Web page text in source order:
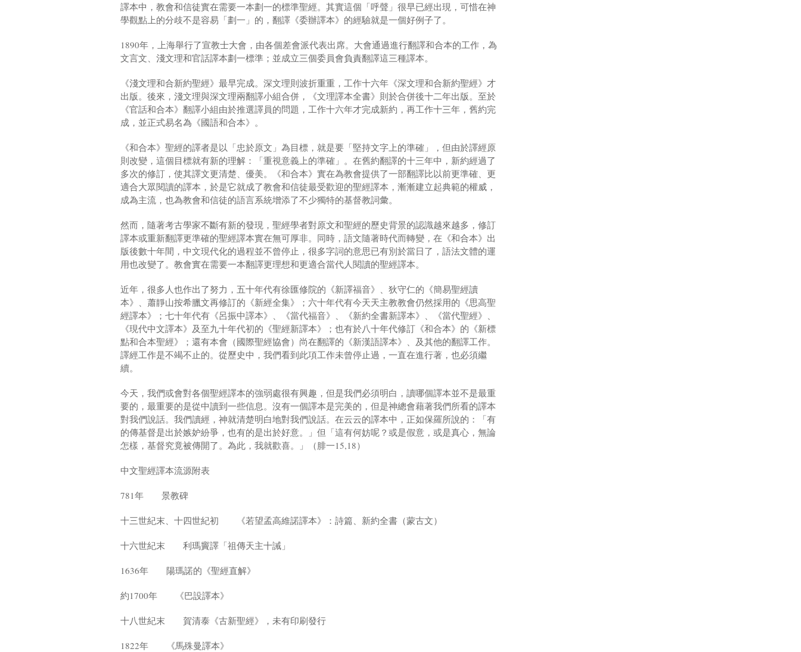
譯本中，教會和信徒實在需要一本劃一的標準聖經。其實這個「呼聲」很早已經出現，可惜在神
學觀點上的分歧不是容易「劃一」的，翻譯《委辦譯本》的經驗就是一個好例子了。
1890年，上海舉行了宣教士大會，由各個差會派代表出席。大會通過進行翻譯和合本的工作，為
文言文、淺文理和官話譯本劃一標準；並成立三個委員會負責翻譯這三種譯本。
《淺文理和合新約聖經》最早完成。深文理則波折重重，工作十六年《深文理和合新約聖經》才
出版。後來，淺文理與深文理兩翻譯小組合併，《文理譯本全書》則於合併後十二年出版。至於
《官話和合本》翻譯小組由於推選譯員的問題，工作十六年才完成新約，再工作十三年，舊約完
成，並正式易名為《國語和合本》。
《和合本》聖經的譯者是以「忠於原文」為目標，就是要「堅持文字上的準確」，但由於譯經原
則改變，這個目標就有新的理解：「重視意義上的準確」。在舊約翻譯的十三年中，新約經過了
多次的修訂，使其譯文更清楚、優美。《和合本》實在為教會提供了一部翻譯比以前更準確、更
適合大眾閱讀的譯本，於是它就成了教會和信徒最受歡迎的聖經譯本，漸漸建立起典範的權威，
成為主流，也為教會和信徒的語言系統增添了不少獨特的基督教詞彙。
然而，隨著考古學家不斷有新的發現，聖經學者對原文和聖經的歷史背景的認識越來越多，修訂
譯本或重新翻譯更準確的聖經譯本實在無可厚非。同時，語文隨著時代而轉變，在《和合本》出
版後數十年間，中文現代化的過程並不曾停止，很多字詞的意思已有別於當日了，語法文體的運
用也改變了。教會實在需要一本翻譯更理想和更適合當代人閱讀的聖經譯本。
近年，很多人也作出了努力，五十年代有徐匯修院的《新譯福音》、狄守仁的《簡易聖經讀
本》、蕭靜山按希臘文再修訂的《新經全集》；六十年代有今天天主教教會仍然採用的《思高聖
經譯本》；七十年代有《呂振中譯本》、《當代福音》、《新約全書新譯本》、《當代聖經》、
《現代中文譯本》及至九十年代初的《聖經新譯本》；也有於八十年代修訂《和合本》的《新標
點和合本聖經》；還有本會（國際聖經協會）尚在翻譯的《新漢語譯本》、及其他的翻譯工作。
譯經工作是不竭不止的。從歷史中，我們看到此項工作未曾停止過，一直在進行著，也必須繼
續。
今天，我們或會對各個聖經譯本的強弱處很有興趣，但是我們必須明白，讀哪個譯本並不是最重
要的，最重要的是從中讀到一些信息。沒有一個譯本是完美的，但是神總會藉著我們所看的譯本
對我們說話。我們讀經，神就清楚明白地對我們說話。在云云的譯本中，正如保羅所說的：「有
的傳基督是出於嫉妒紛爭，也有的是出於好意。」但「這有何妨呢？或是假意，或是真心，無論
怎樣，基督究竟被傳開了。為此，我就歡喜。」（腓一15,18）
中文聖經譯本流源附表
781年 景教碑
十三世紀末、十四世紀初 《若望孟高維諾譯本》：詩篇、新約全書（蒙古文）
十六世紀末 利瑪竇譯「祖傳天主十誡」
1636年 陽瑪諾的《聖經直解》
約1700年 《巴設譯本》
十八世紀末 賀清泰《古新聖經》，未有印刷發行
1822年 《馬殊曼譯本》